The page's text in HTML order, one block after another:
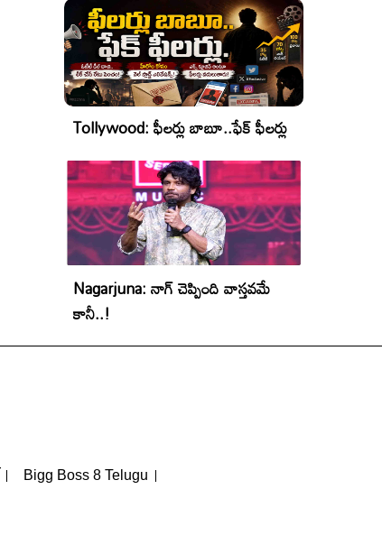
Tollywood: ఫీలర్లు బాబూ..ఫేక్ ఫీలర్లు
Nagarjuna: నాగ్ చెప్పింది వాస్తవమే
కానీ..!
Bigg Boss 8 Telugu